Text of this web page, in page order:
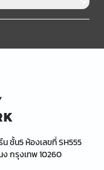
ชั้น5 ห้องเลขที่ SH555
กรุงเทพ 10260